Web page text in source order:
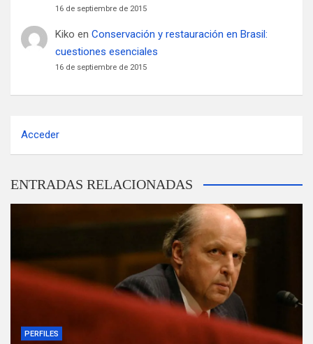
16 de septiembre de 2015
Kiko en Conservación y restauración en Brasil:
cuestiones esenciales
16 de septiembre de 2015
Acceder
ENTRADAS RELACIONADAS
PERFILES